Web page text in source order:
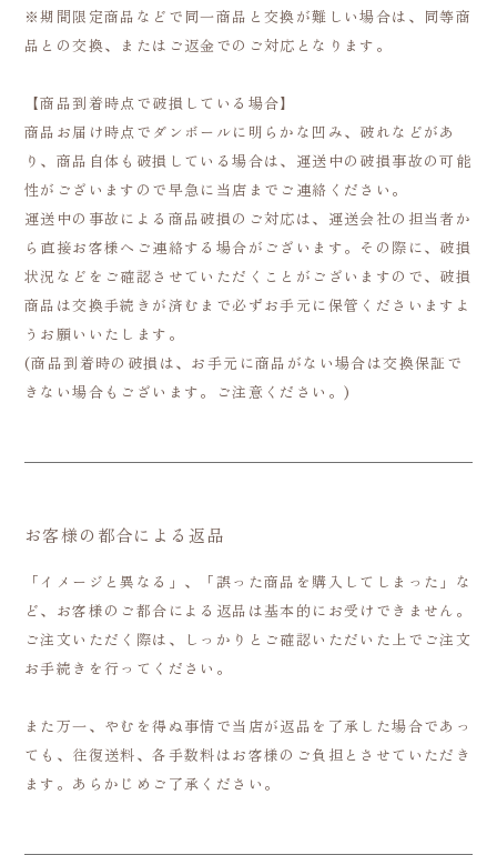
※期間限定商品などで同一商品と交換が難しい場合は、同等商
品との交換、またはご返金でのご対応となります。
【商品到着時点で破損している場合】
商品お届け時点でダンボールに明らかな凹み、破れなどがあ
り、商品自体も破損している場合は、運送中の破損事故の可能
性がございますので早急に当店までご連絡ください。
運送中の事故による商品破損のご対応は、運送会社の担当者か
ら直接お客様へご連絡する場合がございます。その際に、破損
状況などをご確認させていただくことがございますので、破損
商品は交換手続きが済むまで必ずお手元に保管くださいますよ
うお願いいたします。
(商品到着時の破損は、お手元に商品がない場合は交換保証で
きない場合もございます。ご注意ください。)
お客様の都合による返品
「イメージと異なる」、「誤った商品を購入してしまった」な
ど、お客様のご都合による返品は基本的にお受けできません。
ご注文いただく際は、しっかりとご確認いただいた上でご注文
お手続きを行ってください。
また万一、やむを得ぬ事情で当店が返品を了承した場合であっ
ても、往復送料、各手数料はお客様のご負担とさせていただき
ます。あらかじめご了承ください。